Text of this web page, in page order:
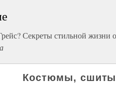
Секреты стильной жизни
Костюмы,